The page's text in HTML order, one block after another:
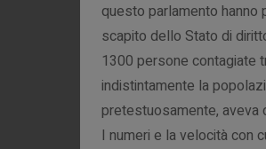
questo parlamento hanno
scapito dello Stato di
1300 persone contagiate
indistintamente la
pretestuosamente, aveva
I numeri e la velocità con